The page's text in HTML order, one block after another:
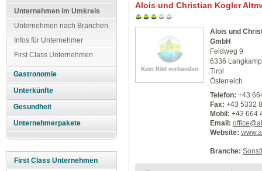
Unternehmen im Umkreis
Unternehmen nach Branchen
Infos für Unternehmer
First Class Unternehmen
Gastronomie
Unterkünfte
Gesundheit
Unternehmerpakete
First Class Unternehmen
Alois und Christian Kogler
Alois und
GmbH
Feldweg 9
6336
Tirol
Österreich
Telefon: +43
Fax: +43 5332
Mobil: +43 664
Email:
Website:
Branche: